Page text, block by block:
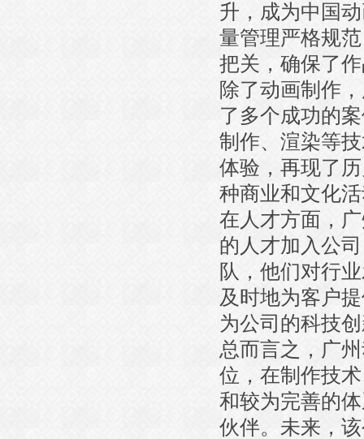
升，成为中国
量管理严格规
把关，确保了
除了动画制作
了多个成功的
制作、渲染等
体验，再现了
种商业和文化
在人才方面，
的人才加入公
队，他们对行
及时地为客户
为公司的科技
总而言之，广
位，在制作技
和较为完善的
伙伴。未来，